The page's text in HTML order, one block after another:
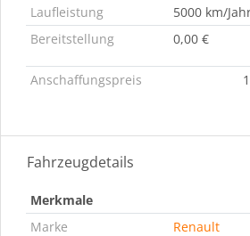
Laufleistung
5000 km/
Bereitstellung
0,00 €
Anschaffungspreis
Fahrzeugdetails
Merkmale
Marke
Renault